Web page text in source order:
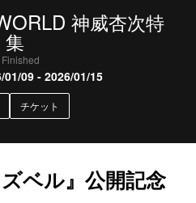
神威杏次特
集
Finished
01/09 - 2026/01/15
チケット
ベル』公開記念